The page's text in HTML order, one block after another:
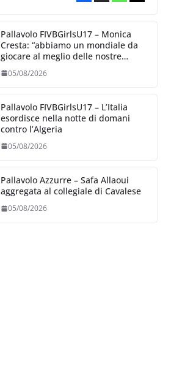
Pallavolo FIVBGirlsU17 – Monica
Cresta: “abbiamo un mondiale da
giocare al meglio delle nostre
capacità”
05/08/2026
Pallavolo FIVBGirlsU17 – L’Italia
esordisce nella notte di domani
contro l’Algeria
05/08/2026
Pallavolo Azzurre – Safa Allaoui
aggregata al collegiale di Cavalese
05/08/2026